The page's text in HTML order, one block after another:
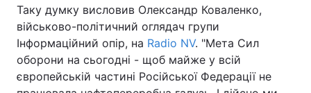
Таку думку висловив Олександр Коваленко,
військово-політичний оглядач групи
Інформаційний опір, на Radio NV. "Мета Сил
оборони на сьогодні - щоб майже у всій
європейській частині Російської Федерації не